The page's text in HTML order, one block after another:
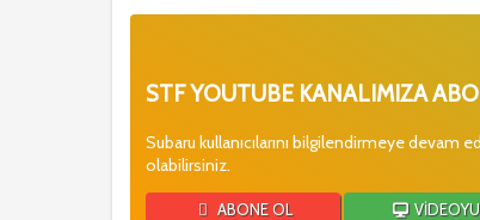
STF YOUTUBE KANALIMIZA
Subaru kullanıcılarını bilgilendirmeye
olabilirsiniz.
ABONE OL